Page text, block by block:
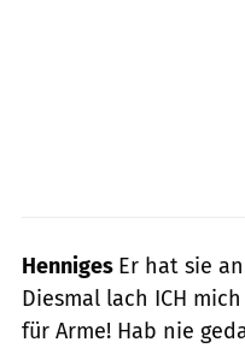
Henniges Er hat sie
Diesmal lach ICH
für Arme! Hab nie